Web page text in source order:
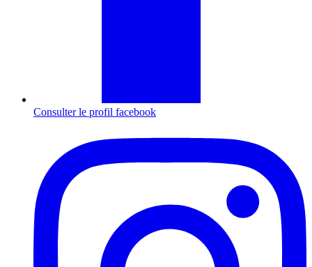
Consulter le profil facebook